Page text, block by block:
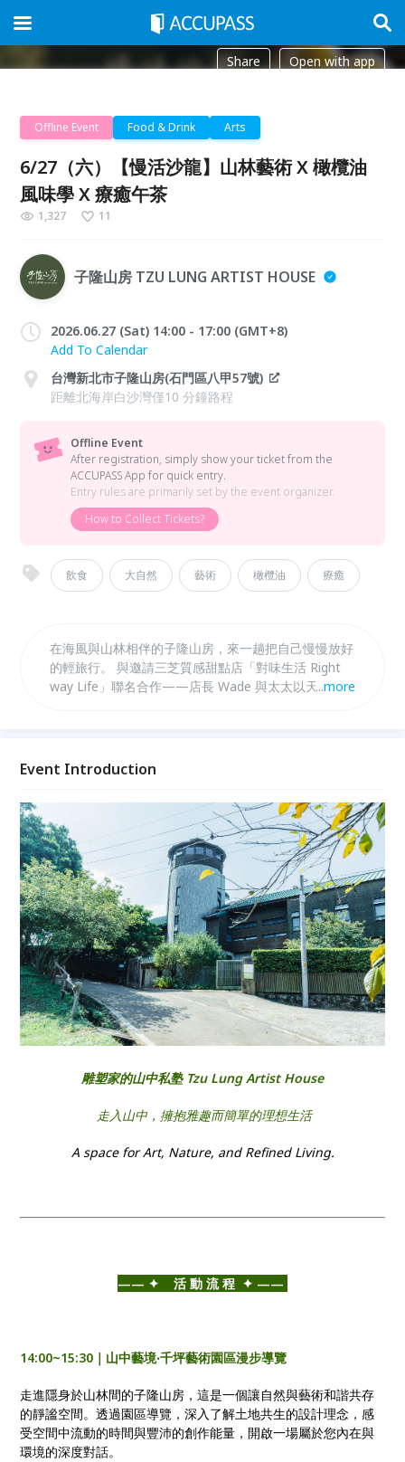
Share Open with app
Offline Event Food & Drink Arts
6/27（六）【慢活沙龍】山林藝術 X 橄欖油
風味學 X 療癒午茶
1,327 11
子隆山房 TZU LUNG ARTIST HOUSE
2026.06.27 (Sat) 14:00 - 17:00 (GMT+8)
Add To Calendar
台灣新北市子隆山房(石門區八甲57號)
距離北海岸白沙灣僅10 分鐘路程
Offline Event
After registration, simply show your ticket from the
ACCUPASS App for quick entry.
Entry rules are primarily set by the event organizer.
How to Collect Tickets?
飲食 大自然 藝術 橄欖油 療癒
在海風與山林相伴的子隆山房，來一趟把自己慢慢放好
的輕旅行。 與邀請三芝質感甜點店「對味生活 Right
way Life」聯名合作——店長 Wade 與太太以天然友
甦醒。 這一天，只要帶著想好好過生活的心，和我們
...more
Event Introduction
雕塑家的山中私塾 Tzu Lung Artist House
​ 走入山中，擁抱雅趣而簡單的理想生活
A space for Art, Nature, and Refined Living.
——⁣ ✦ 活 動 流 程 ✦ ——⁣
14:00~15:30｜山中藝境‧千坪藝術園區漫步導覽
走進隱身於山林間的子隆山房，這是一個讓自然與藝術和諧共存
的靜謐空間。透過園區導覽，深入了解土地共生的設計理念，感
受空間中流動的時間與豐沛的創作能量，開啟一場屬於您內在與
環境的深度對話。